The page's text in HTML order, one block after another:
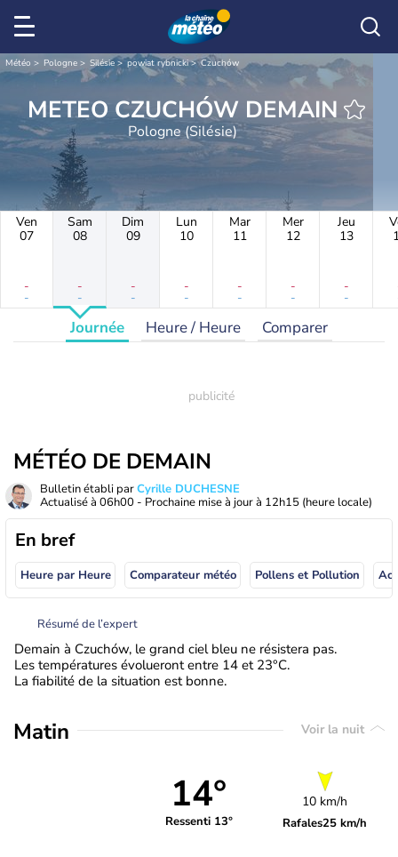
Météo Pologne Silésie powiat rybnicki Czuchów
METEO CZUCHÓW DEMAIN
Pologne (Silésie)
Ven
07
-
-
Sam
08
-
-
Dim
09
-
-
Lun
10
-
-
Mar
11
-
-
Mer
12
-
-
Jeu
13
-
-
Journée Heure / Heure Comparer
MÉTÉO DE DEMAIN
Bulletin établi parCyrille DUCHESNE
Actualisé à 06h00 - Prochaine mise à jour à 12h15 (heure locale)
En bref
Heure par Heure Comparateur météo Pollens et Pollution
Résumé de l’expert
Demain à Czuchów, le grand ciel bleu ne résistera pas.
Les températures évolueront entre 14 et 23°C.
La fiabilité de la situation est bonne.
Matin Voir la nuit
14°
Ressenti 13°
10 km/h
Rafales25 km/h